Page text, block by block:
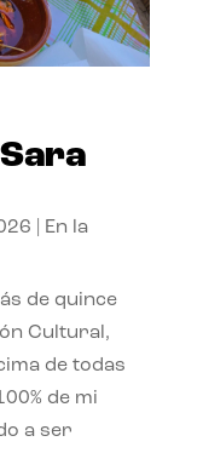
En la
de quince
Cultural,
de todas
de mi
a ser